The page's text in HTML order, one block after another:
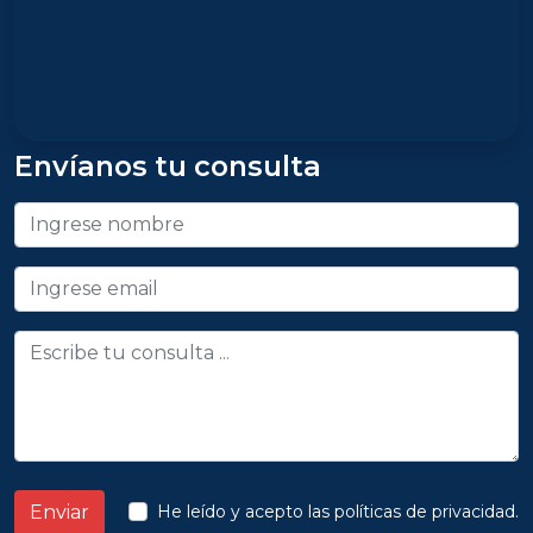
Envíanos tu consulta
Enviar He leído y acepto las políticas de privacidad.